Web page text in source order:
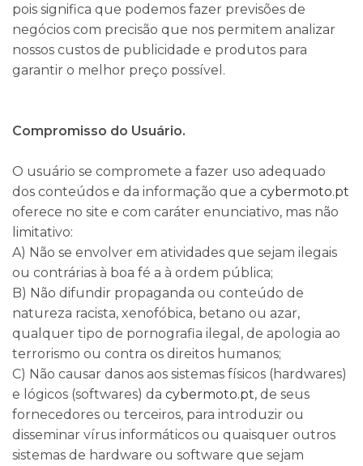
pois significa que podemos fazer previsões de
negócios com precisão que nos permitem analizar
nossos custos de publicidade e produtos para
garantir o melhor preço possível.
Compromisso do Usuário.
O usuário se compromete a fazer uso adequado
dos conteúdos e da informação que a cybermoto.pt
oferece no site e com caráter enunciativo, mas não
limitativo:
A) Não se envolver em atividades que sejam ilegais
ou contrárias à boa fé a à ordem pública;
B) Não difundir propaganda ou conteúdo de
natureza racista, xenofóbica, betano ou azar,
qualquer tipo de pornografia ilegal, de apologia ao
terrorismo ou contra os direitos humanos;
C) Não causar danos aos sistemas físicos (hardwares)
e lógicos (softwares) da cybermoto.pt, de seus
fornecedores ou terceiros, para introduzir ou
disseminar vírus informáticos ou quaisquer outros
sistemas de hardware ou software que sejam